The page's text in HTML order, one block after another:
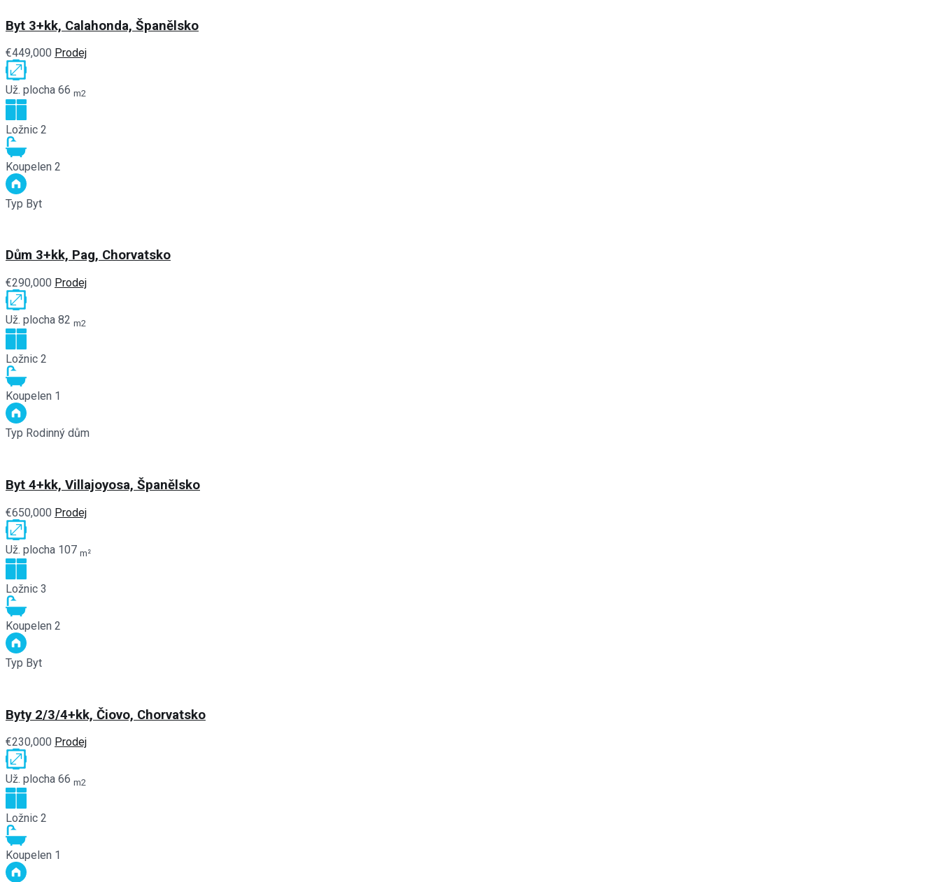
Byt 3+kk, Calahonda, Španělsko
€449,000 Prodej
Už. plocha 66 m2
Ložnic 2
Koupelen 2
Typ Byt
Dům 3+kk, Pag, Chorvatsko
€290,000 Prodej
Už. plocha 82 m2
Ložnic 2
Koupelen 1
Typ Rodinný dům
Byt 4+kk, Villajoyosa, Španělsko
€650,000 Prodej
Už. plocha 107 m²
Ložnic 3
Koupelen 2
Typ Byt
Byty 2/3/4+kk, Čiovo, Chorvatsko
€230,000 Prodej
Už. plocha 66 m2
Ložnic 2
Koupelen 1